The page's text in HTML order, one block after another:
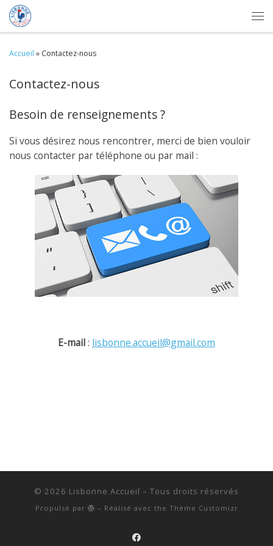
Skip to content
Accueil » Contactez-nous
Contactez-nous
Besoin de renseignements ?
Si vous désirez nous rencontrer, merci de bien vouloir
nous contacter par téléphone ou par mail :
E-mail: lisbonne.accueil@gmail.com
© 2026 Lisbonne Accueil – Tous droits réservés
Propulsé par – Réalisé avec the Thème Customizr